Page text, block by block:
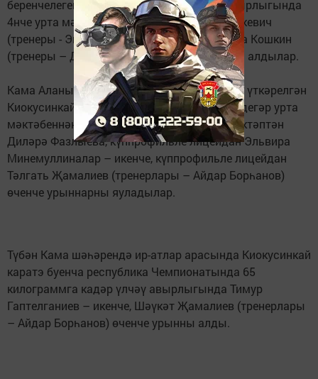
беренчелегендә катнаштылар. Үз үлчәү авырлыгында
4нче урта мәктәп укучылары Карина Мисюкевич
(тренеры - Энҗе Йосыпова) – икенче, Никита Кошкин
(тренеры – Данил Шиһапов) өченче урынны алдылар.
Кама Аланында 12-15 яшьлекләр арасында үткәрелгән
Киокусинкай каратэ буенча беренчелектә Ядегәр урта
мәктәбеннән Ислам Бәшәров, 3нче урта мәктәптән
Диләрә Фазлыева, күппрофильле лицейдан Эльвира
Минемуллиналар – икенче, күппрофильле лицейдан
Тәлгать Җамалиев (тренерлары – Айдар Борһанов)
өченче урыннарны яуладылар.
Түбән Кама шәһәрендә ир-атлар арасында Киокусинкай
каратэ буенча республика Чемпионатында 65
килограммга кадәр үлчәү авырлыгында Тимур
Гаптелганиев – икенче, Шәүкәт Җамалиев (тренерлары
– Айдар Борһанов) өченче урынны алды.